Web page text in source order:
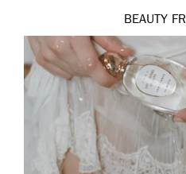
BEAUTY